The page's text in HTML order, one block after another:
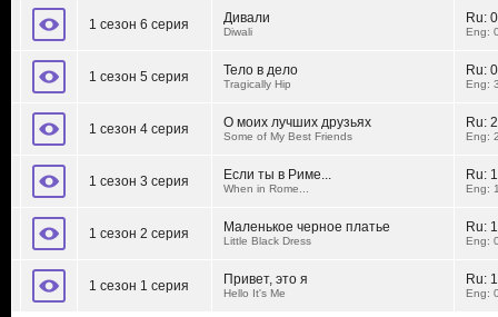
1 сезон 6 серия Дивали
Diwali
Ru:
Eng:
1 сезон 5 серия Тело в дело
Tragically Hip
Ru:
Eng:
1 сезон 4 серия О моих лучших друзьях
Some of My Best Friends
Ru:
Eng:
1 сезон 3 серия Если ты в Риме...
When in Rome...
Ru:
Eng:
1 сезон 2 серия Маленькое черное платье
Little Black Dress
Ru:
Eng:
1 сезон 1 серия Привет, это я
Hello It's Me
Ru:
Eng: